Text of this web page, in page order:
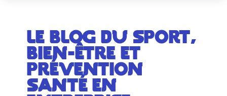
Le blog du sport,
bien-être et
prévention
santé en